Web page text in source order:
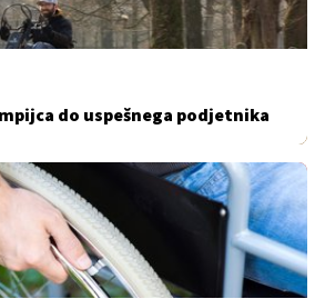
do uspešnega podjetnika